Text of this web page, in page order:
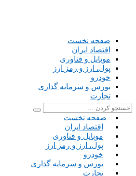
صفحه نخست
اقتصاد ایران
موبایل و فناوری
پول، ارز و رمز ارز
خودرو
بورس و سرمایه گذاری
تجارت
صفحه نخست
اقتصاد ایران
موبایل و فناوری
پول، ارز و رمز ارز
خودرو
بورس و سرمایه گذاری
تجارت